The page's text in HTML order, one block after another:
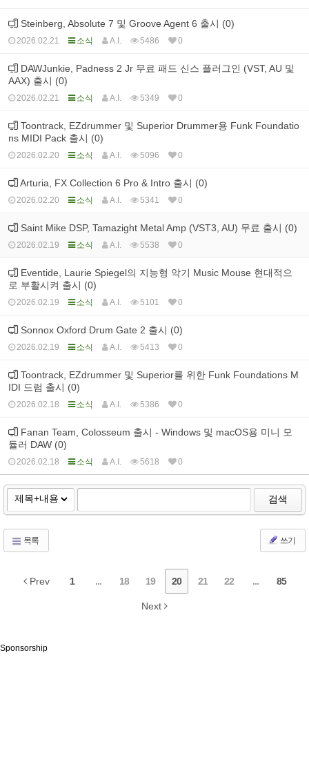
Steinberg, Absolute 7 및 Groove Agent 6 출시 (0)
2026.02.21 소식 A.I. 5486 0
DAWJunkie, Padness 2 Jr 무료 패드 신스 플러그인 (VST, AU 및
AAX) 출시 (0)
2026.02.21 소식 A.I. 5349 0
Toontrack, EZdrummer 및 Superior Drummer용 Funk Foundatio
ns MIDI Pack 출시 (0)
2026.02.20 소식 A.I. 5096 0
Arturia, FX Collection 6 Pro & Intro 출시 (0)
2026.02.20 소식 A.I. 5341 0
Saint Mike DSP, Tamazight Metal Amp (VST3, AU) 무료 출시 (0)
2026.02.19 소식 A.I. 5538 0
Eventide, Laurie Spiegel의 지능형 악기 Music Mouse 현대적으
로 부활시켜 출시 (0)
2026.02.19 소식 A.I. 5101 0
Sonnox Oxford Drum Gate 2 출시 (0)
2026.02.19 소식 A.I. 5413 0
Toontrack, EZdrummer 및 Superior를 위한 Funk Foundations M
IDI 드럼 출시 (0)
2026.02.18 소식 A.I. 5386 0
Fanan Team, Colosseum 출시 - Windows 및 macOS용 미니 모
듈러 DAW (0)
2026.02.18 소식 A.I. 5618 0
검색
목록 쓰기
Prev 1 ... 18 19 20 21 22 ... 85
Next
Sponsorship